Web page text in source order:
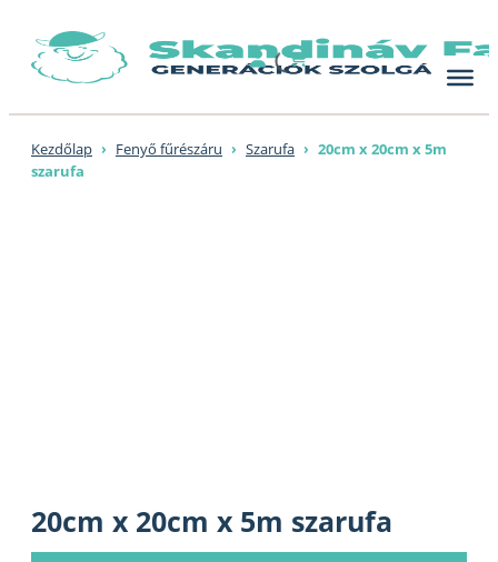
content
Kezdőlap › Fenyő fűrészáru › Szarufa › 20cm x 20cm x 5m
szarufa
20cm x 20cm x 5m szarufa